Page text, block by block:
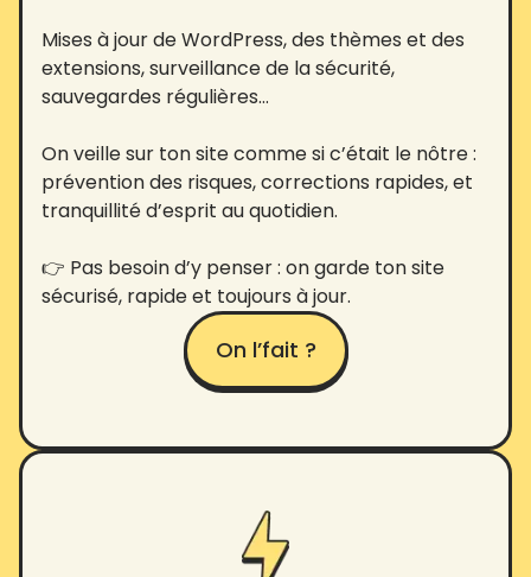
Mises à jour de WordPress, des thèmes et des
extensions, surveillance de la sécurité,
sauvegardes régulières…
On veille sur ton site comme si c’était le nôtre :
prévention des risques, corrections rapides, et
tranquillité d’esprit au quotidien.
👉 Pas besoin d’y penser : on garde ton site
sécurisé, rapide et toujours à jour.
On l’fait ?